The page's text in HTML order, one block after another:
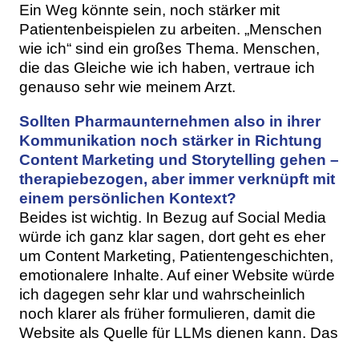
Ein Weg könnte sein, noch stärker mit
Patientenbeispielen zu arbeiten. „Menschen
wie ich“ sind ein großes Thema. Menschen,
die das Gleiche wie ich haben, vertraue ich
genauso sehr wie meinem Arzt.
Sollten Pharmaunternehmen also in ihrer
Kommunikation noch stärker in Richtung
Content Marketing und Storytelling gehen –
therapiebezogen, aber immer verknüpft mit
einem persönlichen Kontext?
Beides ist wichtig. In Bezug auf Social Media
würde ich ganz klar sagen, dort geht es eher
um Content Marketing, Patientengeschichten,
emotionalere Inhalte. Auf einer Website würde
ich dagegen sehr klar und wahrscheinlich
noch klarer als früher formulieren, damit die
Website als Quelle für LLMs dienen kann. Das